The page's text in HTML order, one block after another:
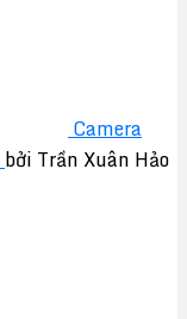
Camera
bởi Trần Xuân Hảo